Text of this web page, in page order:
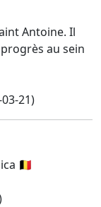
Antoine. Il
au sein
21)
🇧🇪